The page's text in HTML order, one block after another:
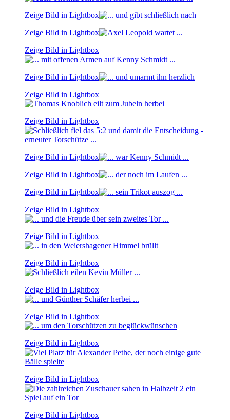
Zeige Bild in Lightbox
Zeige Bild in Lightbox
Zeige Bild in Lightbox
Zeige Bild in Lightbox
Zeige Bild in Lightbox
Zeige Bild in Lightbox
Zeige Bild in Lightbox
Zeige Bild in Lightbox
Zeige Bild in Lightbox
Zeige Bild in Lightbox
Zeige Bild in Lightbox
Zeige Bild in Lightbox
Zeige Bild in Lightbox
Zeige Bild in Lightbox
Zeige Bild in Lightbox
Zeige Bild in Lightbox
Zeige Bild in Lightbox